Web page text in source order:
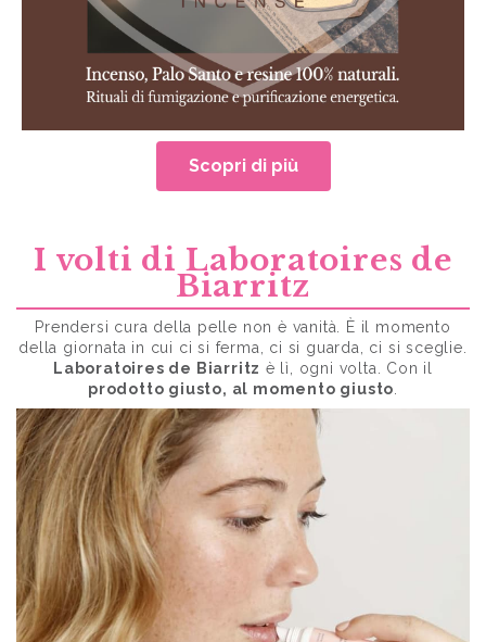
Scopri di più
I volti di Laboratoires de
Biarritz
Prendersi cura della pelle non è vanità. È il momento
della giornata in cui ci si ferma, ci si guarda, ci si sceglie.
Laboratoires de Biarritz è lì, ogni volta. Con il
prodotto giusto, al momento giusto